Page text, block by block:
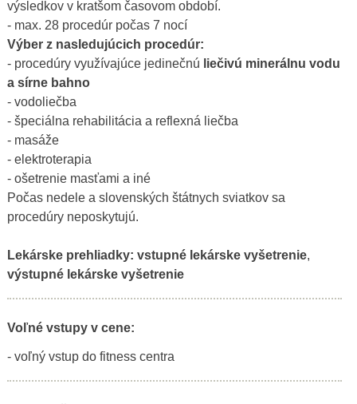
výsledkov v kratšom časovom období.
- max. 28 procedúr počas 7 nocí
Výber z nasledujúcich procedúr:
- procedúry využívajúce jedinečnú liečivú minerálnu vodu
a sírne bahno
- vodoliečba
- špeciálna rehabilitácia a reflexná liečba
- masáže
- elektroterapia
- ošetrenie masťami a iné
Počas nedele a slovenských štátnych sviatkov sa
procedúry neposkytujú.
Lekárske prehliadky: vstupné lekárske vyšetrenie,
výstupné lekárske vyšetrenie
Voľné vstupy v cene:
- voľný vstup do fitness centra